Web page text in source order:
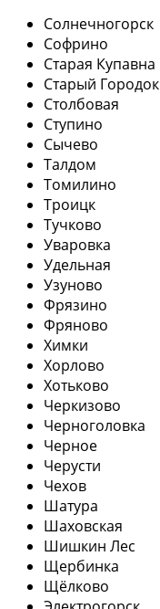
Солнечногорск
Софрино
Старая Купавна
Старый Городок
Столбовая
Ступино
Сычево
Талдом
Томилино
Троицк
Тучково
Уваровка
Удельная
Узуново
Фрязино
Фряново
Химки
Хорлово
Хотьково
Черкизово
Черноголовка
Черное
Черусти
Чехов
Шатура
Шаховская
Шишкин Лес
Щербинка
Щёлково